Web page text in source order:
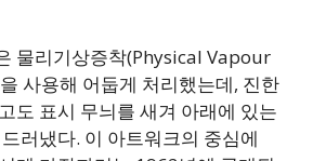
물리기상증착(Physical Vapour
사용해 어둡게 처리했는데, 진한
도 표시 무늬를 새겨 아래에 있는
러냈다. 이 아트워크의 중심에